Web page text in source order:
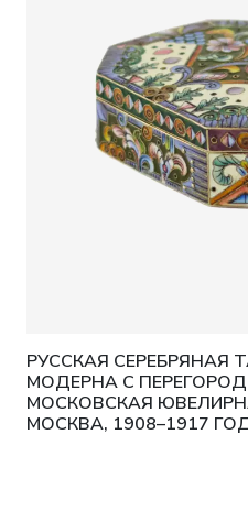
РУССКАЯ СЕРЕБРЯНАЯ
МОДЕРНА С
МОСКОВСКАЯ
МОСКВА, 1908–1917